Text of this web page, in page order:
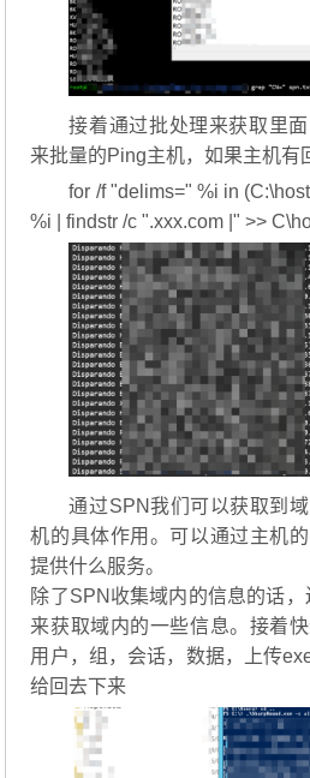
接着通过批处理来获取里
来批量的Ping主机，如果主机有
for /f "delims=" %i in
%i | findstr /c ".xxx.com |" >>
通过SPN我们可以获取到
机的具体作用。可以通过主机
提供什么服务。
除了SPN收集域内的信息的话
来获取域内的一些信息。接着
用户，组，会话，数据，上传
给回去下来